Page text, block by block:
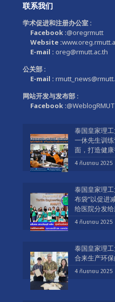
联系我们
学术促进和注册办公室 :
Facebook :@oregrmutt
Website :
E-mail : oreg@rmutt.ac.th
公关部 :
E-mail :
网站开发与发布部 :
Facebook :
泰国皇家理
一休先生训
面，打造健
4 กันยายน 2025
泰国皇家理
布袋”以促进
给医院分发
4 กันยายน 2025
泰国皇家理
合来生产环保
4 กันยายน 2025